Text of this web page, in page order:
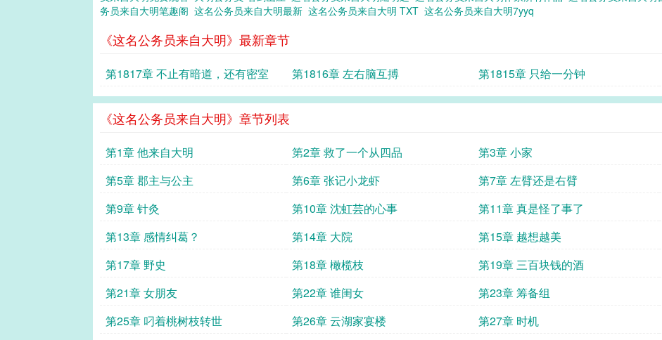
务员来自大明笔趣阁 这名公务员来自大明最新 这名公务员来自大明 TXT 这名公务员来自大明7yyq
《这名公务员来自大明》最新章节
第1817章 不止有暗道，还有密室 第1816章 左右脑互搏 第1815章 只给一分钟
《这名公务员来自大明》章节列表
第1章 他来自大明 第2章 救了一个从四品 第3章 小家
第5章 郡主与公主
第6章 张记小龙虾 第7章 左臂还是右臂
第9章 针灸
第10章 沈虹芸的心事 第11章 真是怪了事了
第13章 感情纠葛？
第14章 大院 第15章 越想越美
第17章 野史
第18章 橄榄枝 第19章 三百块钱的酒
第21章 女朋友
第22章 谁闺女 第23章 筹备组
第25章 叼着桃树枝转世 第26章 云湖家宴楼 第27章 时机